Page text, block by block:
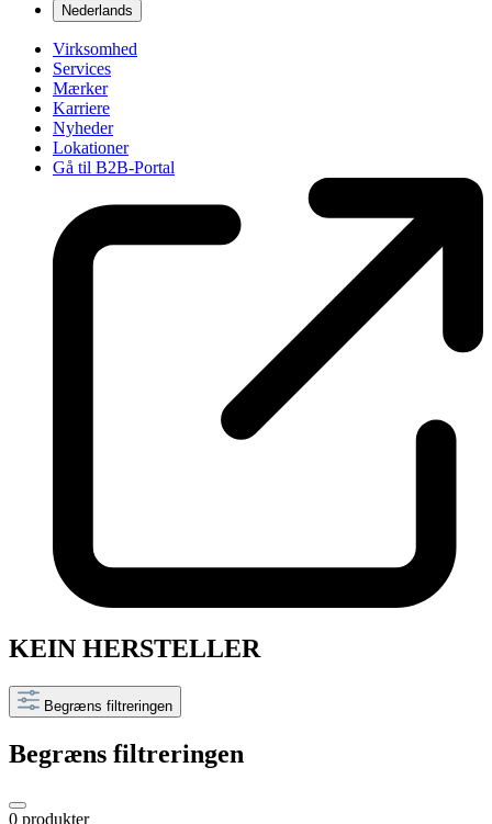
Nederlands
Virksomhed
Services
Mærker
Karriere
Nyheder
Lokationer
Gå til B2B-Portal
KEIN HERSTELLER
Begræns filtreringen
Begræns filtreringen
0 produkter